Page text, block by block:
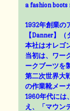
a fashion boots
1932年創業の
【Danner】（
本社はオレゴ
当初は、ワー
ークブーツを
第二次世界大
の作業靴メー
1960年代には
え、「マウン